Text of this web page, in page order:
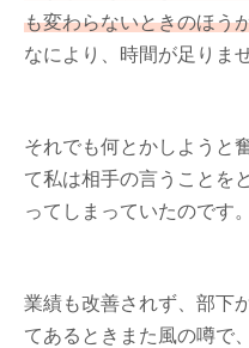
も変わらないときのほう
なにより、時間が足りま
それでも何とかしようと
て私は相手の言うことを
ってしまっていたのです。
業績も改善されず、部下
てあるときまた風の噂で